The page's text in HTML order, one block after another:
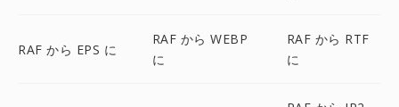
RAF から EPS に
RAF から WEBP
に
RAF から RTF
に